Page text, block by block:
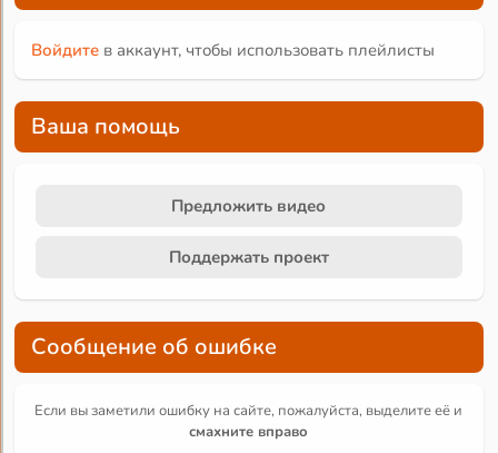
Войдите в аккаунт, чтобы использовать плейлисты
Ваша помощь
Предложить видео
Поддержать проект
Сообщение об ошибке
Если вы заметили ошибку на сайте, пожалуйста, выделите её и
смахните вправо